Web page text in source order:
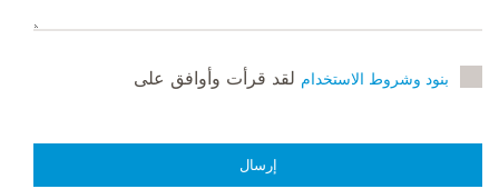
بنود وشروط الاستخدام لقد قرأت وأوافق على
إرسال